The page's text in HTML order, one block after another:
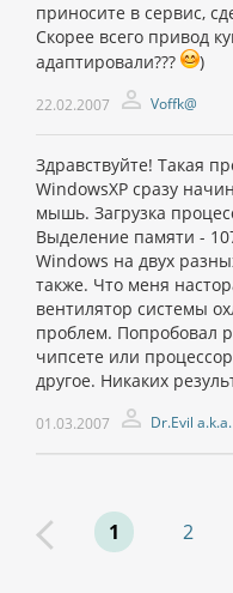
приносите в сервис,
Скорее всего привод
адаптировали???
)
22.02.2007 Voffk@
Здравствуйте! Такая
WindowsXP сразу
мышь. Загрузка
Выделение памяти -
Windows на двух
также. Что меня
вентилятор системы
проблем. Попробовал
чипсете или
другое. Никаких
01.03.2007 Dr.Evil
1 2